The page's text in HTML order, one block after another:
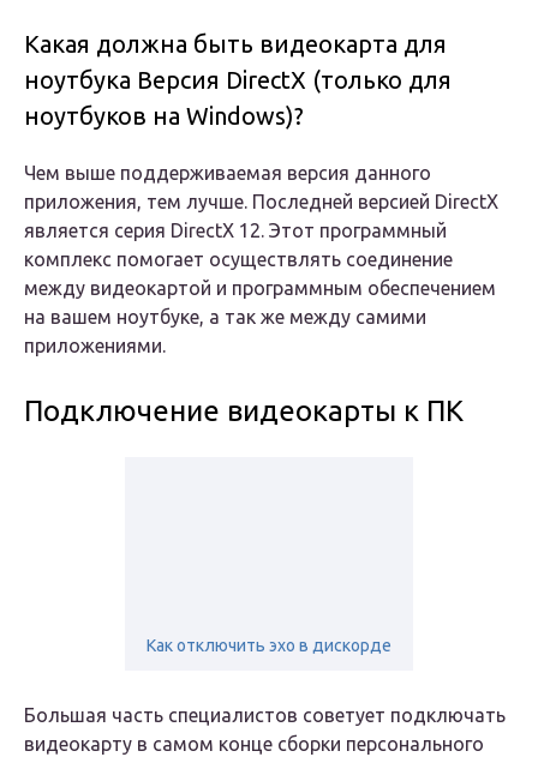
Какая должна быть видеокарта для
ноутбука Версия DirectX (только для
ноутбуков на Windows)?
Чем выше поддерживаемая версия данного
приложения, тем лучше. Последней версией DirectX
является серия DirectX 12. Этот программный
комплекс помогает осуществлять соединение
между видеокартой и программным обеспечением
на вашем ноутбуке, а так же между самими
приложениями.
Подключение видеокарты к ПК
Как отключить эхо в дискорде
Большая часть специалистов советует подключать
видеокарту в самом конце сборки персонального